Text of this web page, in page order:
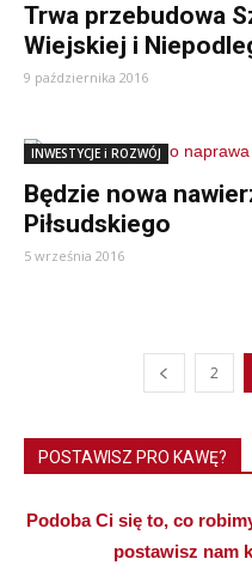
Trwa przebudowa
Wiejskiej i
9 października 2016
INWESTYCJE i ROZWÓJ
Będzie nowa
Piłsudskiego
5 września 2016
2
POSTAWISZ PRO KAWĘ?
Podoba Ci się to, co
postawisz nam